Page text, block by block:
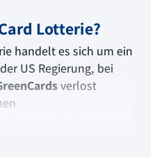
Lotterie?
handelt es sich um ein
US Regierung, bei
verlost
und Arbeiten in